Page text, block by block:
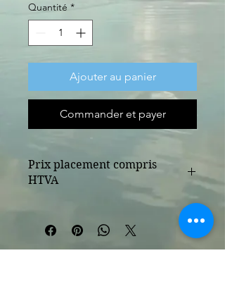
Quantité *
Ajouter au panier
Commander et payer
Prix placement compris
HTVA
La solution contre le calcaire sans sel
et sans entretien qui fonctionne
Rapport cstc et test achat ont